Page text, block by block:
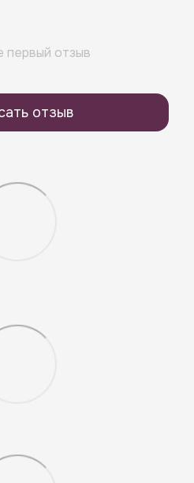
первый отзыв
отзыв